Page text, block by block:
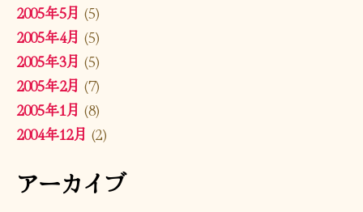
2005年5月 (5)
2005年4月 (5)
2005年3月 (5)
2005年2月 (7)
2005年1月 (8)
2004年12月 (2)
アーカイブ